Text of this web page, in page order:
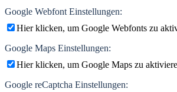
Google Webfont Einstellungen:
Hier klicken, um Google Webfonts zu
Google Maps Einstellungen:
Hier klicken, um Google Maps zu
Google reCaptcha Einstellungen: